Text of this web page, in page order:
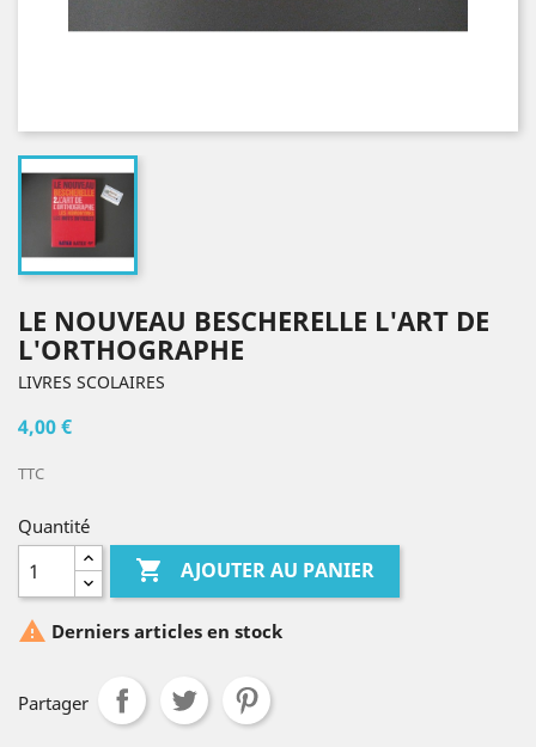
LE NOUVEAU BESCHERELLE L'ART DE
L'ORTHOGRAPHE
LIVRES SCOLAIRES
4,00 €
TTC
Quantité
 AJOUTER AU PANIER
 Derniers articles en stock
Partager